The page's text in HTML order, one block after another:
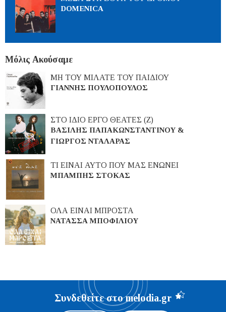
DOMENICA
Μόλις Ακούσαμε
ΜΗ ΤΟΥ ΜΙΛΑΤΕ ΤΟΥ ΠΑΙΔΙΟΥ
ΓΙΑΝΝΗΣ ΠΟΥΛΟΠΟΥΛΟΣ
ΣΤΟ ΙΔΙΟ ΕΡΓΟ ΘΕΑΤΕΣ (Ζ)
ΒΑΣΙΛΗΣ ΠΑΠΑΚΩΝΣΤΑΝΤΙΝΟΥ &
ΓΙΩΡΓΟΣ ΝΤΑΛΑΡΑΣ
ΤΙ ΕΙΝΑΙ ΑΥΤΟ ΠΟΥ ΜΑΣ ΕΝΩΝΕΙ
ΜΠΑΜΠΗΣ ΣΤΟΚΑΣ
ΟΛΑ ΕΙΝΑΙ ΜΠΡΟΣΤΑ
ΝΑΤΑΣΣΑ ΜΠΟΦΙΛΙΟΥ
Συνδεθείτε στο melodia.gr